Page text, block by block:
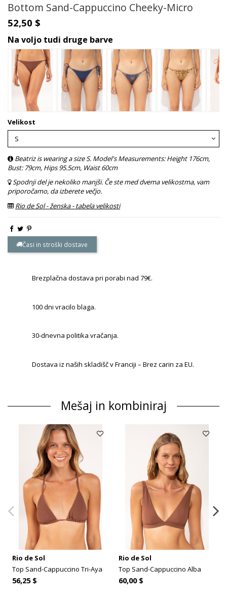
Bottom Sand-Cappuccino Cheeky-Micro
52,50 $
Na voljo tudi druge barve
Velikost
Beatriz is wearing a size S. Model's Measurements: Height 176cm,
Bust: 79cm, Hips 95.5cm, Waist 60cm
Spodnji del je nekoliko manjši. Če ste med dvema velikostma, vam
priporočamo, da izberete večjo.
Rio de Sol - ženska - tabela velikosti
Časi in stroški dostave
Brezplačna dostava pri porabi nad 79€.
100 dni vracilo blaga.
30-dnevna politika vračanja.
Dostava iz naših skladišč v Franciji – Brez carin za EU.
Mešaj in kombiniraj
Rio de Sol
Top Sand-Cappuccino Tri-Aya
56,25 $
Rio de Sol
Top Sand-Cappuccino Alba
60,00 $